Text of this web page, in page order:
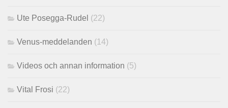
Ute Posegga-Rudel (22)
Venus-meddelanden (14)
Videos och annan information (5)
Vital Frosi (22)